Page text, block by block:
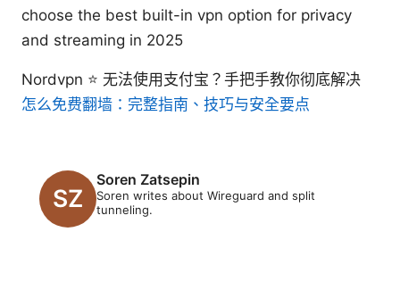
choose the best built-in vpn option for privacy
and streaming in 2025
Nordvpn ⭐ 无法使用支付宝？手把手教你彻底解决
怎么免费翻墙：完整指南、技巧与安全要点
Soren Zatsepin
Soren writes about Wireguard and split
tunneling.